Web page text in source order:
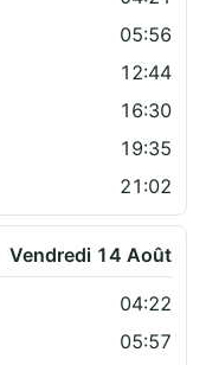
05:56
12:44
16:30
19:35
21:02
Vendredi 14 Août
04:22
05:57